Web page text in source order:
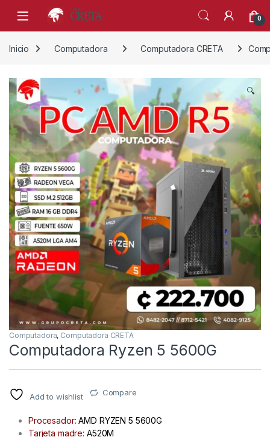
Skip to navigation
Skip to content
0
Inicio Computadora Computadora CRETA
🔍
Computadora, Computadora CRETA
Computadora Ryzen 5 5600G
Add to wishlist Compare
Procesador: AMD RYZEN 5 5600G
Tarjeta madre: A520M